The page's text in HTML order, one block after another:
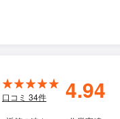
口コミ 34件 4.94